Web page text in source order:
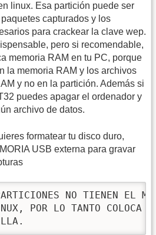
linux. Esa partición puede ser
capturados y los
para crackear la clave wep.
pero si recomendable,
memoria RAM en tu PC, porque
la memoria RAM y los archivos
y no en la partición. Además si
puedes apagar el ordenador y
archivo de datos.
formatear tu disco duro,
USB externa para gravar
NO TIENEN EL
POR LO TANTO COLOCA